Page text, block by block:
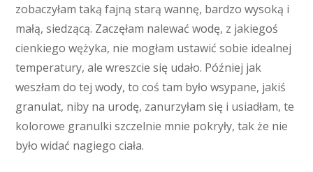
zobaczyłam taką fajną starą wannę, bardzo wysoką i
małą, siedzącą. Zaczęłam nalewać wodę, z jakiegoś
cienkiego wężyka, nie mogłam ustawić sobie idealnej
temperatury, ale wreszcie się udało. Później jak
weszłam do tej wody, to coś tam było wsypane, jakiś
granulat, niby na urodę, zanurzyłam się i usiadłam, te
kolorowe granulki szczelnie mnie pokryły, tak że nie
było widać nagiego ciała.